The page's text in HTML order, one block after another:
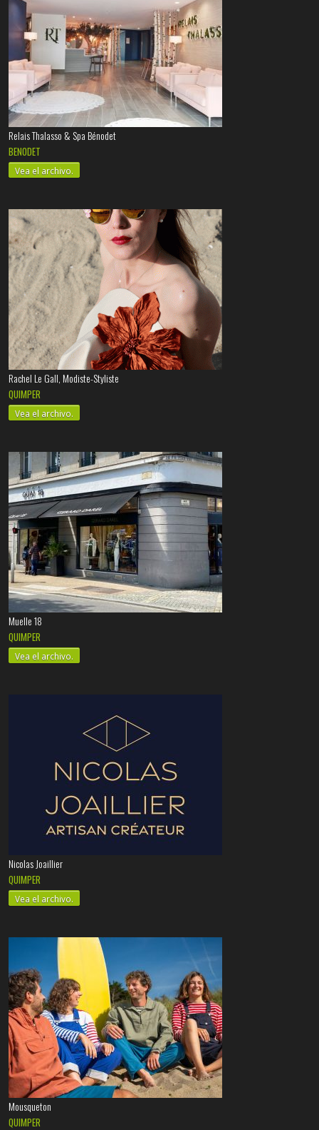
Relais Thalasso & Spa Bénodet
BENODET
Vea el archivo.
Rachel Le Gall, Modiste-Styliste
QUIMPER
Vea el archivo.
Muelle 18
QUIMPER
Vea el archivo.
Nicolas Joaillier
QUIMPER
Vea el archivo.
Mousqueton
QUIMPER